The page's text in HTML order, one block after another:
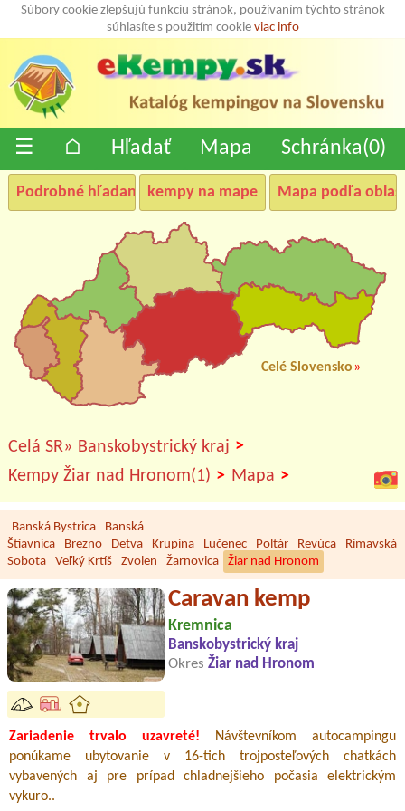
Súbory cookie zlepšujú funkciu stránok, používaním týchto stránok
súhlasíte s použitím cookie viac info
☰ ⌂ Hľadať Mapa Schránka(0)
Podrobné hľadanie kempy na mape Mapa podľa
Celé Slovensko»
Celá SR» Banskobystrický kraj >
Kempy Žiar nad Hronom(1) > Mapa >
Banská Bystrica
Banská
Štiavnica
Brezno Detva Krupina Lučenec Poltár Revúca
Rimavská
Sobota
Veľký Krtíš Zvolen Žarnovica Žiar nad Hronom
Caravan kemp
Kremnica
Banskobystrický kraj
Okres Žiar nad Hronom
Zariadenie trvalo uzavreté! Návštevníkom autocampingu
ponúkame ubytovanie v 16-tich trojposteľových chatkách
vybavených aj pre prípad chladnejšieho počasia elektrickým
vykuro..